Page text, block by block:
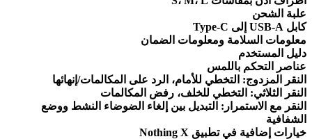
علبة الشحن
كابل USB-A إلى Type-C
معلومات السلامة ومعلومات الضمان
دليل المستخدم
عناصر التحكم باللمس
النقر المزدوج: التخطي للأمام، الرد على المكالمات/إنهائها
النقر الثلاثي: التخطي للخلف، رفض المكالمات
النقر مع الاستمرار: التبديل بين إلغاء الضوضاء النشط ووضع
الشفافية
خيارات إضافية في تطبيق Nothing X